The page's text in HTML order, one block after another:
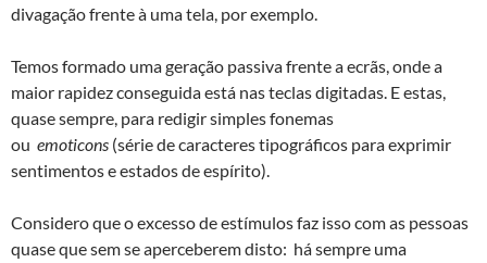
divagação frente à uma tela, por exemplo.
Temos formado uma geração passiva frente a ecrãs, onde a
maior rapidez conseguida está nas teclas digitadas. E estas,
quase sempre, para redigir simples fonemas
ou emoticons (série de caracteres tipográficos para exprimir
sentimentos e estados de espírito).
Considero que o excesso de estímulos faz isso com as pessoas
quase que sem se aperceberem disto: há sempre uma